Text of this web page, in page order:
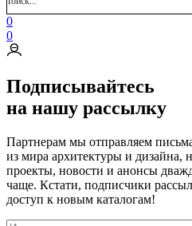
0
0
Подписывайтесь
на нашу рассылку
Партнерам мы отправляем
из мира архитектуры и дизайна,
проекты, новости и анонсы
чаще. Кстати, подписчики
доступ к новым каталогам!